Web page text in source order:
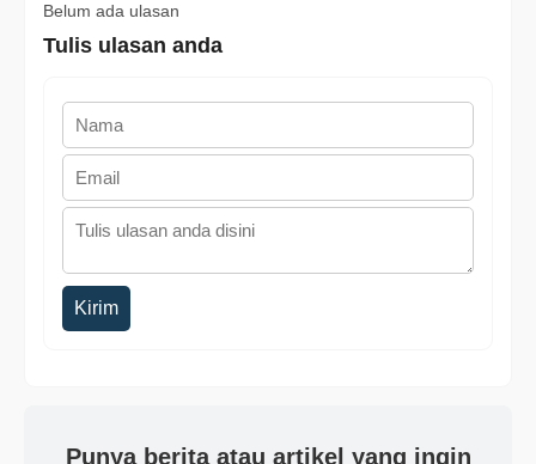
Belum ada ulasan
Tulis ulasan anda
Kirim
Punya berita atau artikel yang ingin